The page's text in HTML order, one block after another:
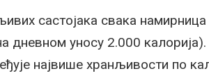
састојака свака
дневном уносу 2.000 калорија).
највише хранљивости по